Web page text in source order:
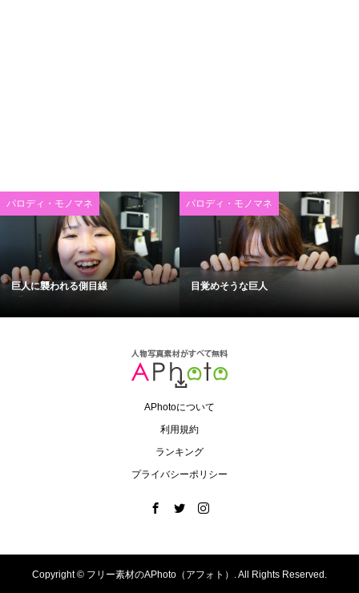
パロディ・モノマネ
巨人に襲われる側目線
パロディ・モノマネ
目覚めそうな巨人
APhotoについて
利用規約
ランキング
プライバシーポリシー
Copyright © フリー素材のAPhoto（アフォト）. All Rights Reserved.